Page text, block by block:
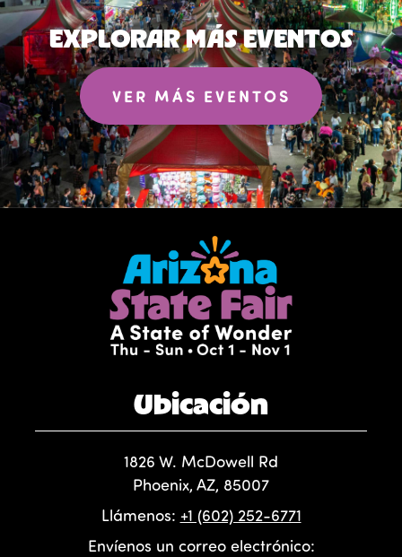
EXPLORAR MÁS EVENTOS
VER MÁS EVENTOS
Ubicación
1826 W. McDowell Rd
Phoenix, AZ, 85007
Llámenos: +1 (602) 252-6771
Envíenos un correo electrónico: